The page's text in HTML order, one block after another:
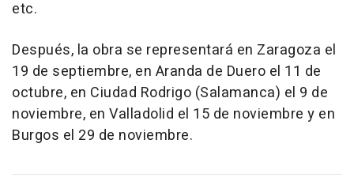
etc.
Después, la obra se representará en Zaragoza el
19 de septiembre, en Aranda de Duero el 11 de
octubre, en Ciudad Rodrigo (Salamanca) el 9 de
noviembre, en Valladolid el 15 de noviembre y en
Burgos el 29 de noviembre.